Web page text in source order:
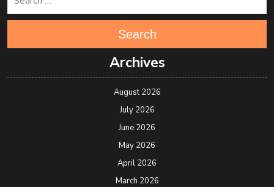
Search
Archives
August 2026
July 2026
June 2026
May 2026
April 2026
March 2026